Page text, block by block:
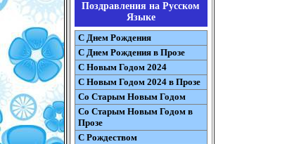
Поздравления на Русском
Языке
С Днем Рождения
С Днем Рождения в Прозе
С Новым Годом 2024
С Новым Годом 2024 в Прозе
Со Старым Новым Годом
Со Старым Новым Годом в
Прозе
С Рождеством